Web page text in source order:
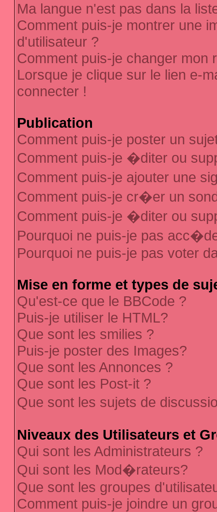
Ma langue n'est pas dans la
Comment puis-je montrer une
d'utilisateur ?
Comment puis-je changer mon
Lorsque je clique sur le lien e-
connecter !
Publication
Comment puis-je poster un
Comment puis-je �diter ou
Comment puis-je ajouter une
Comment puis-je cr�er un
Comment puis-je �diter ou
Pourquoi ne puis-je pas
Pourquoi ne puis-je pas voter
Mise en forme et types de
Qu'est-ce que le BBCode ?
Puis-je utiliser le HTML?
Que sont les smilies ?
Puis-je poster des Images?
Que sont les Annonces ?
Que sont les Post-it ?
Que sont les sujets de
Niveaux des Utilisateurs et
Qui sont les Administrateurs ?
Qui sont les Mod�rateurs?
Que sont les groupes
Comment puis-je joindre un